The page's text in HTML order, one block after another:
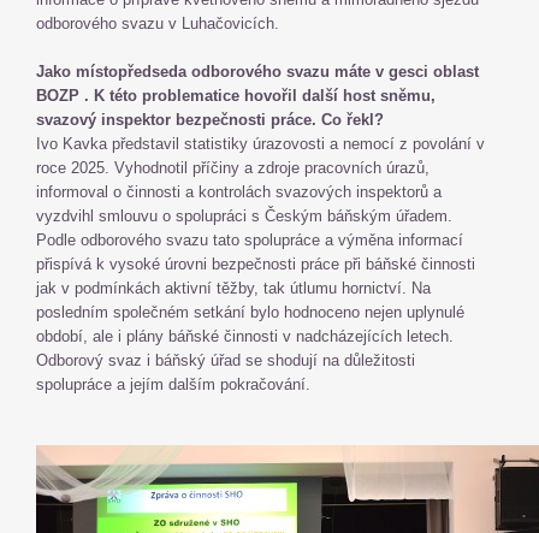
odborového svazu v Luhačovicích.
Jako místopředseda odborového svazu máte v gesci oblast
BOZP . K této problematice hovořil další host sněmu,
svazový inspektor bezpečnosti práce. Co řekl?
Ivo Kavka představil statistiky úrazovosti a nemocí z povolání v
roce 2025. Vyhodnotil příčiny a zdroje pracovních úrazů,
informoval o činnosti a kontrolách svazových inspektorů a
vyzdvihl smlouvu o spolupráci s Českým báňským úřadem.
Podle odborového svazu tato spolupráce a výměna informací
přispívá k vysoké úrovni bezpečnosti práce při báňské činnosti
jak v podmínkách aktivní těžby, tak útlumu hornictví. Na
posledním společném setkání bylo hodnoceno nejen uplynulé
období, ale i plány báňské činnosti v nadcházejících letech.
Odborový svaz i báňský úřad se shodují na důležitosti
spolupráce a jejím dalším pokračování.